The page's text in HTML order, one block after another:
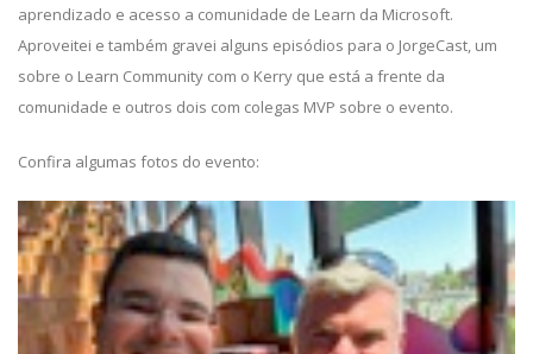
aprendizado e acesso a comunidade de Learn da Microsoft.
Aproveitei e também gravei alguns episódios para o JorgeCast, um
sobre o Learn Community com o Kerry que está a frente da
comunidade e outros dois com colegas MVP sobre o evento.
Confira algumas fotos do evento: